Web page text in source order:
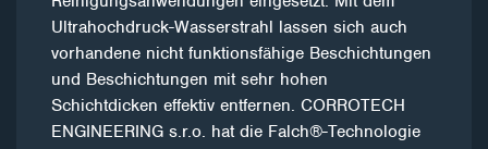
Ultrahochdruck-Wasserstrahl lassen sich auch
vorhandene nicht funktionsfähige Beschichtungen
und Beschichtungen mit sehr hohen
Schichtdicken effektiv entfernen. CORROTECH
ENGINEERING s.r.o. hat die Falch®-Technologie